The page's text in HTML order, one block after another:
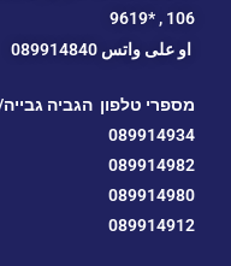
106 ,
*9619
او على واتس 089914840
מספרי טלפון הגביה גבייה/
089914934
089914982
089914980
089914912